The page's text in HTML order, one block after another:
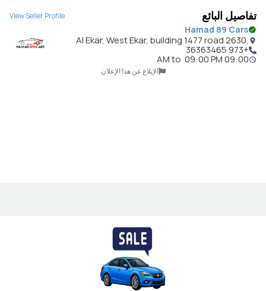
تفاصيل البائع View Seller Profile
Hamad 89 Cars
Al Ekar, West Ekar, building 1477 road 2630,
Bahrain
+973 36363465
09:00 AM
to 09:00 PM
الإبلاغ عن هذا الإعلان